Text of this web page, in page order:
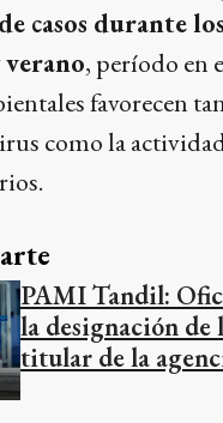
casos durante
, período en
favorecen
como la
PAMI Tandil:
la designación de
titular de la